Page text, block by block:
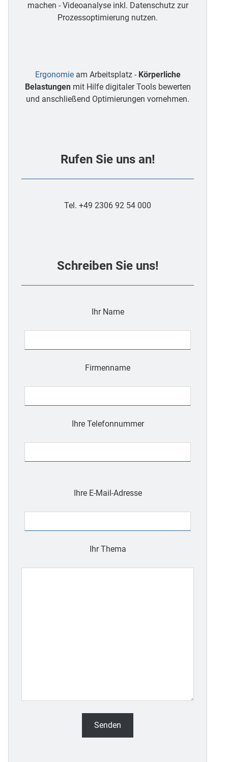
machen - Videoanalyse inkl. Datenschutz zur
Prozessoptimierung nutzen.
Ergonomieam Arbeitsplatz - Körperliche
Belastungenmit Hilfe digitaler Tools bewerten
und anschließend Optimierungen vornehmen.
Rufen Sie uns an!
Tel. +49 2306 92 54 000
Schreiben Sie uns!
Ihr Name
Firmenname
Ihre Telefonnummer
leer.
Ihre E-Mail-Adresse
Ihr Thema